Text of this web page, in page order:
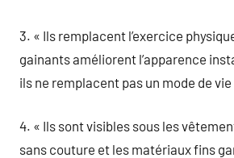
3. « Ils remplacent l’exercice
gainants améliorent l’apparence
ils ne remplacent pas un mode de
4. « Ils sont visibles sous les
sans couture et les matériaux fins